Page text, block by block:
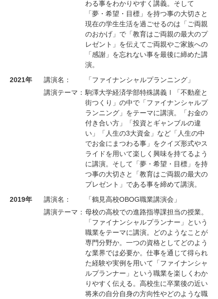
わる事をわかりやすく講義。そして
「夢・希望・目標」を持つ事の大切さと
現在の学生生活を過ごせるのは「ご両親
のおかげ」で「教育はご両親の最大のプ
レゼント」を伝えてご両親やご家族への
「感謝」を忘れない事を最後に締めた講
演。
2021年
講演名：
「ファイナンシャルプランニング」
講演テーマ： 駒澤大学経済学部特殊講義Ⅰ「不動産と
街つくり」の中で「ファイナンシャルプ
ランニング」をテーマに講演。「お金の
付き合い方」「投資とギャンブルの違
い」「人生の3大資金」など「人生の中
でお金にまつわる事」をクイズ形式やス
ライドを用いて楽しく興味を持てるよう
に講演。そして「夢・希望・目標」を持
つ事の大切さと「教育はご両親の最大の
プレゼント」である事を締めて講演。
2019年
講演名：
「鶴見高校OBOG職業講演会」
講演テーマ： 母校の高校での進路指導課担当の授業。
「ファイナンシャルプランナー」という
職業をテーマに講演。どのようなことが
専門分野か。一つの資格としてどのよう
な業界では必要か。仕事を通じて得られ
た経験や実例を用いて「ファイナンシャ
ルプランナー」という職業を楽しくわか
りやすく伝える。高校生に卒業後の近い
将来の自分自身の方向性やどのような職